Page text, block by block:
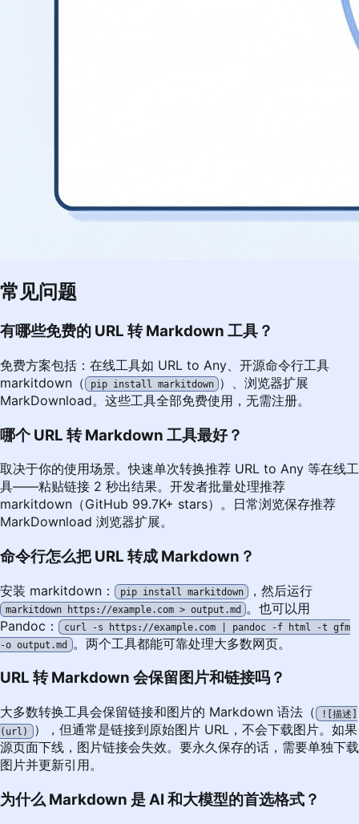
常见问题
有哪些免费的 URL 转 Markdown 工具？
免费方案包括：在线工具如 URL to Any 、开源命令行工具
markitdown（
pip install markitdown
）、浏览器扩展
MarkDownload。这些工具全部免费使用，无需注册。
哪个 URL 转 Markdown 工具最好？
取决于你的使用场景。快速单次转换推荐 URL to Any 等在线工
具——粘贴链接 2 秒出结果。开发者批量处理推荐
markitdown（GitHub 99.7K+ stars）。日常浏览保存推荐
MarkDownload 浏览器扩展。
命令行怎么把 URL 转成 Markdown？
安装 markitdown： pip install markitdown ，然后运行
markitdown https://example.com > output.md
。也可以用
Pandoc：
curl -s https://example.com | pandoc -f html -t gfm
-o output.md
。两个工具都能可靠处理大多数网页。
URL 转 Markdown 会保留图片和链接吗？
大多数转换工具会保留链接和图片的 Markdown 语法（
![描述]
(url)
），但通常是链接到原始图片 URL，不会下载图片。如果
源页面下线，图片链接会失效。要永久保存的话，需要单独下载
图片并更新引用。
为什么 Markdown 是 AI 和大模型的首选格式？